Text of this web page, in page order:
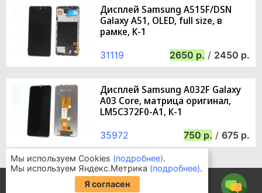
Дисплей Samsung A515F/DSN
Galaxy A51, OLED, full size, в
рамке, К-1
31119 2650 / 2450
Дисплей Samsung A032F Galaxy
A03 Core, матрица оригинал,
LM5C372F0-A1, К-1
35972 750 / 675
Информация для покупателей
Мы используем Cookies (подробнее).
Мы используем Яндекс.Метрика (подробнее).
Я согласен